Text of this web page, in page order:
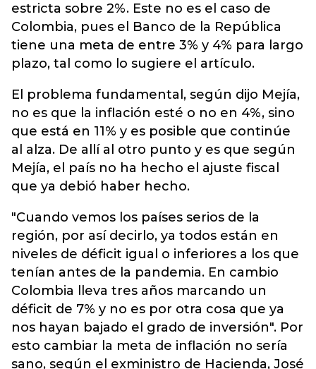
estricta sobre 2%. Este no es el caso de
Colombia, pues el Banco de la República
tiene una meta de entre 3% y 4% para largo
plazo, tal como lo sugiere el artículo.
El problema fundamental, según dijo Mejía,
no es que la inflación esté o no en 4%, sino
que está en 11% y es posible que continúe
al alza. De allí al otro punto y es que según
Mejía, el país no ha hecho el ajuste fiscal
que ya debió haber hecho.
"Cuando vemos los países serios de la
región, por así decirlo, ya todos están en
niveles de déficit igual o inferiores a los que
tenían antes de la pandemia. En cambio
Colombia lleva tres años marcando un
déficit de 7% y no es por otra cosa que ya
nos hayan bajado el grado de inversión". Por
esto cambiar la meta de inflación no sería
sano, según el exministro de Hacienda, José